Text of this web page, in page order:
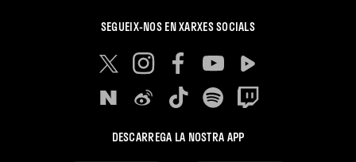
SEGUEIX-NOS EN XARXES SOCIALS
DESCARREGA LA NOSTRA APP